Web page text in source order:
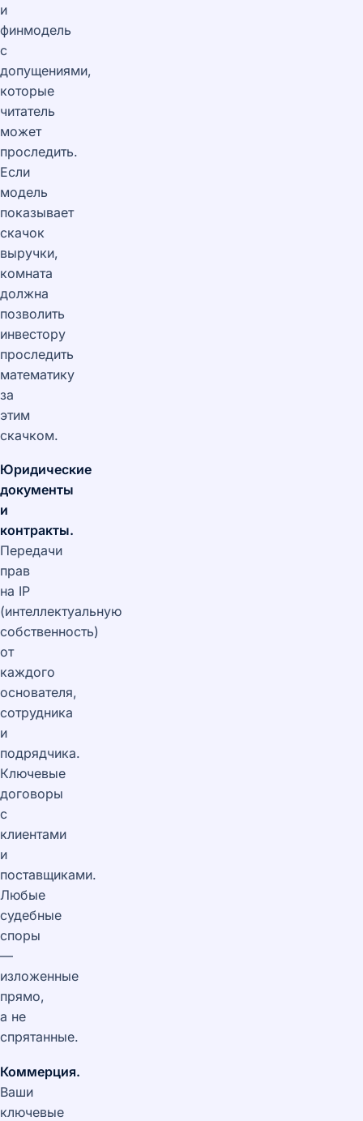
и
финмодель
с
допущениями,
которые
читатель
может
проследить.
Если
модель
показывает
скачок
выручки,
комната
должна
позволить
инвестору
проследить
математику
за
этим
скачком.
Юридические
документы
и
контракты.
Передачи
прав
на IP
(интеллектуальную
собственность)
от
каждого
основателя,
сотрудника
и
подрядчика.
Ключевые
договоры
с
клиентами
и
поставщиками.
Любые
судебные
споры
—
изложенные
прямо,
а не
спрятанные.
Коммерция.
Ваши
ключевые